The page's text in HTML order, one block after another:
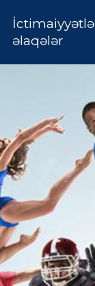
İctimaiyyətlə
əlaqələr